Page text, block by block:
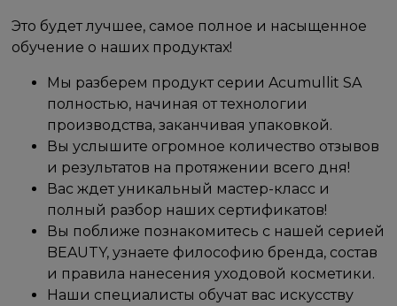
Это будет лучшее, самое полное и насыщенное
обучение о наших продуктах!
Мы разберем продукт серии Acumullit SA
полностью, начиная от технологии
производства, заканчивая упаковкой.
Вы услышите огромное количество отзывов
и результатов на протяжении всего дня!
Вас ждет уникальный мастер-класс и
полный разбор наших сертификатов!
Вы поближе познакомитесь с нашей серией
BEAUTY, узнаете философию бренда, состав
и правила нанесения уходовой косметики.
Наши специалисты обучат вас искусству